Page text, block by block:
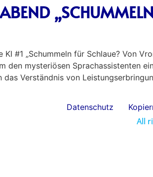
#1 „Schummeln für Schlaue? Von
den mysteriösen Sprachassistenten
das Verständnis von
Datenschutz
All